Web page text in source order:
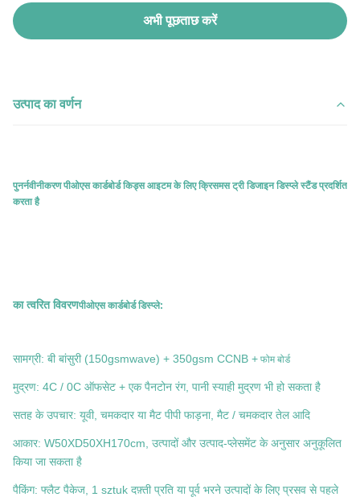
अभी पूछताछ करें
उत्पाद का वर्णन
पुनर्नवीनीकरण पीओएस कार्डबोर्ड किड्स आइटम के लिए क्रिसमस ट्री डिजाइन डिस्प्ले स्टैंड प्रदर्शित
करता है
का त्वरित विवरणपीओएस कार्डबोर्ड डिस्प्ले:
सामग्री: बी बांसुरी (150gsmwave) + 350gsm CCNB +फोम बोर्ड
मुद्रण: 4C / 0C ऑफसेट + एक पैनटोन रंग, पानी स्याही मुद्रण भी हो सकता है
सतह के उपचार: यूवी, चमकदार या मैट पीपी फाड़ना, मैट / चमकदार तेल आदि
आकार: W50XD50XH170cm, उत्पादों और उत्पाद-प्लेसमेंट के अनुसार अनुकूलित
किया जा सकता है
पैकिंग: फ्लैट पैकेज, 1 sztuk दफ़्ती प्रति या पूर्व भरने उत्पादों के लिए प्रसव से पहले